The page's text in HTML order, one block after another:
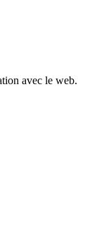
avec le web.